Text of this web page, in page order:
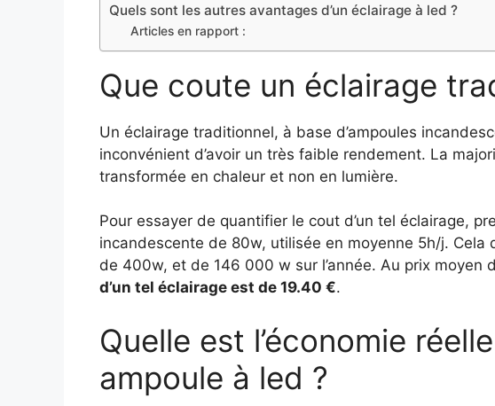
Quels sont les autres avantages d’un éclairage à led ?
Articles en rapport :
Que coute un éclairage
Un éclairage traditionnel, à base d’ampoules
inconvénient d’avoir un très faible rendement. La
transformée en chaleur et non en lumière.
Pour essayer de quantifier le cout d’un tel éclairage,
incandescente de 80w, utilisée en moyenne 5h/j. Cela
de 400w, et de 146 000 w sur l’année. Au prix moyen
d’un tel éclairage est de 19.40 €.
Quelle est l’économie
ampoule à led ?